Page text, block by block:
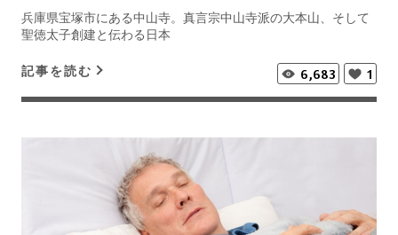
兵庫県宝塚市にある中山寺。真言宗中山寺派の大本山、そして
聖徳太子創建と伝わる日本
記事を読む 6,683 1